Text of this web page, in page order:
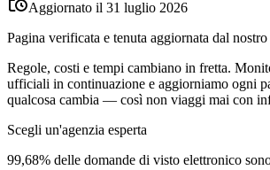
Aggiornato il 31 luglio 2026
Pagina verificata e tenuta aggiornata dal
Regole, costi e tempi cambiano in fretta.
ufficiali in continuazione e aggiorniamo ogni
qualcosa cambia — così non viaggi mai con
Scegli un'agenzia esperta
99,68% delle domande di visto elettronico